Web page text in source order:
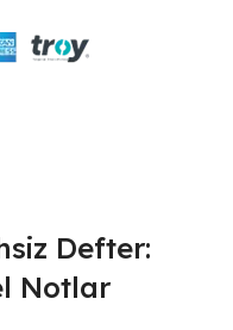
Defter:
Notlar